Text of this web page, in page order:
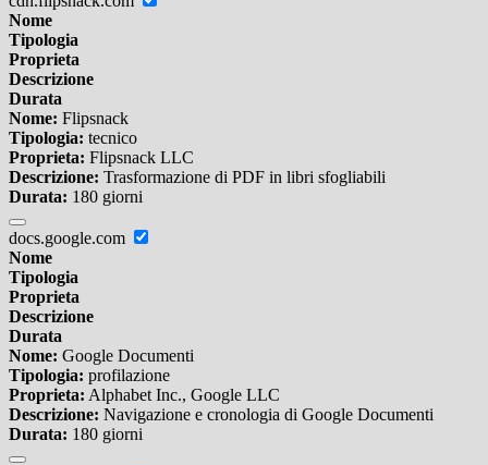
Nome
Tipologia
Proprieta
Descrizione
Durata
Nome: Flipsnack
Tipologia: tecnico
Proprieta: Flipsnack LLC
Descrizione: Trasformazione di PDF in libri sfogliabili
Durata: 180 giorni
docs.google.com
Nome
Tipologia
Proprieta
Descrizione
Durata
Nome: Google Documenti
Tipologia: profilazione
Proprieta: Alphabet Inc., Google LLC
Descrizione: Navigazione e cronologia di Google Documenti
Durata: 180 giorni